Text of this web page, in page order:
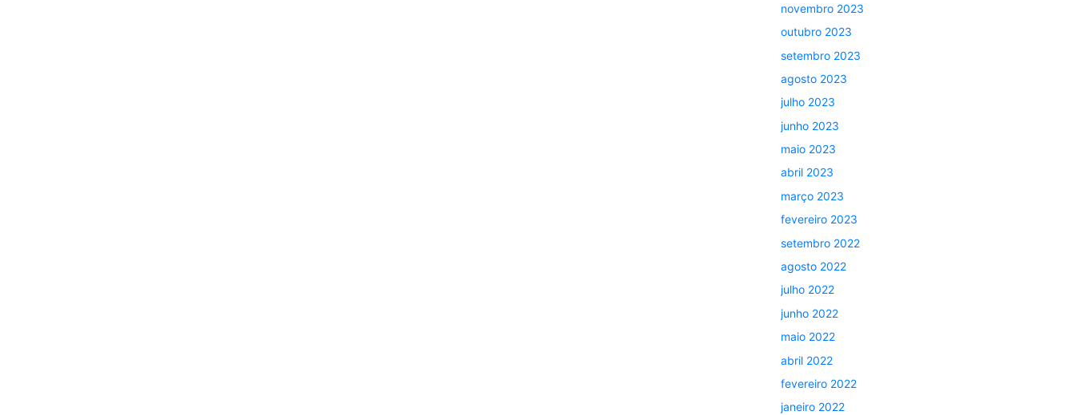
novembro 2023
outubro 2023
setembro 2023
agosto 2023
julho 2023
junho 2023
maio 2023
abril 2023
março 2023
fevereiro 2023
setembro 2022
agosto 2022
julho 2022
junho 2022
maio 2022
abril 2022
fevereiro 2022
janeiro 2022